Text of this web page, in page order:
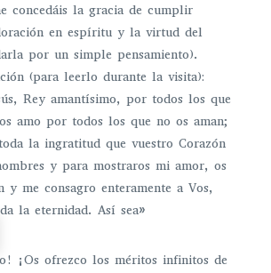
concedáis la gracia de cumplir
en espíritu y la virtud del
por un simple pensamiento).
(para leerlo durante la visita):
Rey amantísimo, por todos los que
amo por todos los que no os aman;
la ingratitud que vuestro Corazón
y para mostraros mi amor, os
y me consagro enteramente a Vos,
la eternidad. Así sea»
¡Os ofrezco los méritos infinitos de